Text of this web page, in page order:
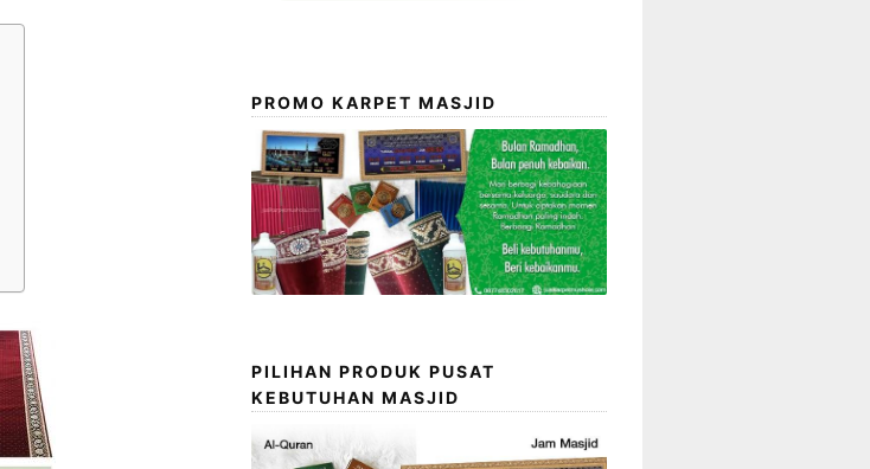
PROMO KARPET MASJID
PILIHAN PRODUK PUSAT
KEBUTUHAN MASJID